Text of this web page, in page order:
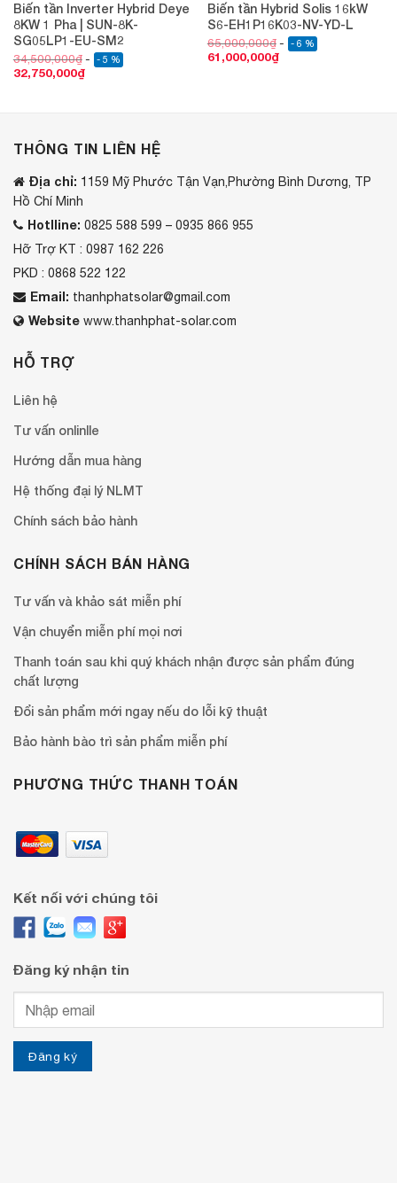
Biến tần Inverter Hybrid Deye
8KW 1 Pha | SUN-8K-
SG05LP1-EU-SM2
34,500,000₫ - 5 %
32,750,000₫
Biến tần Hybrid Solis 16kW
S6-EH1P16K03-NV-YD-L
65,000,000₫ - 6 %
61,000,000₫
THÔNG TIN LIÊN HỆ
Địa chỉ: 1159 Mỹ Phước Tận Vạn,Phường Bình Dương, TP
Hồ Chí Minh
Hotlline: 0825 588 599 – 0935 866 955
Hỡ Trợ KT : 0987 162 226
PKD : 0868 522 122
Email: thanhphatsolar@gmail.com
Website www.thanhphat-solar.com
HỖ TRỢ
Liên hệ
Tư vấn onlinlle
Hướng dẫn mua hàng
Hệ thống đại lý NLMT
Chính sách bảo hành
CHÍNH SÁCH BÁN HÀNG
Tư vấn và khảo sát miễn phí
Vận chuyển miễn phí mọi nơi
Thanh toán sau khi quý khách nhận được sản phẩm đúng
chất lượng
Đổi sản phẩm mới ngay nếu do lỗi kỹ thuật
Bảo hành bào trì sản phẩm miễn phí
PHƯƠNG THỨC THANH TOÁN
Kết nối với chúng tôi
Đăng ký nhận tin